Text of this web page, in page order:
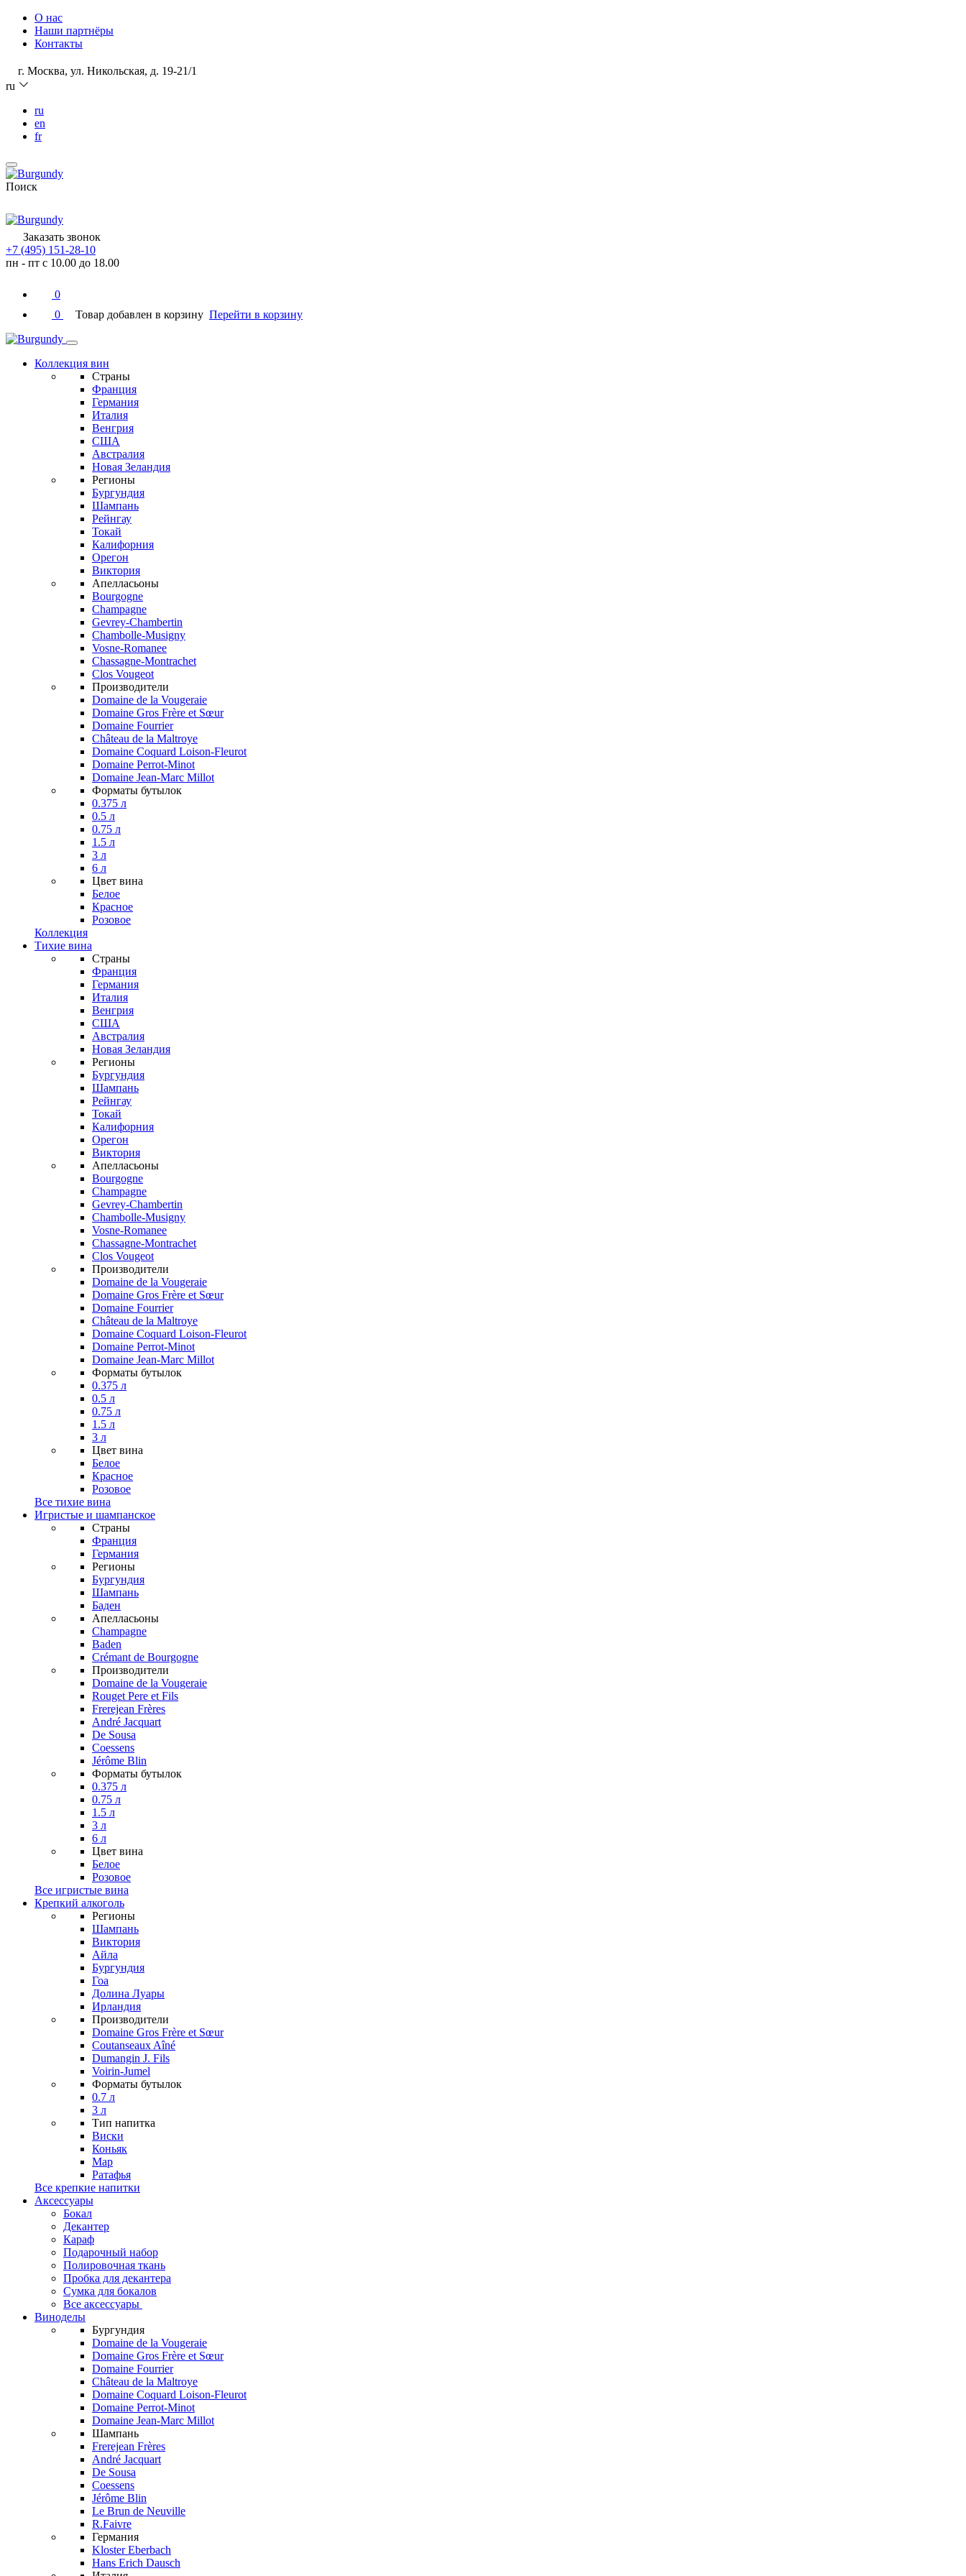
О нас
Наши партнёры
Контакты
г. Москва, ул. Никольская, д. 19-21/1
ru
ru
en
fr
Поиск
Заказать звонок
+7 (495) 151-28-10
пн - пт с 10.00 до 18.00
0
0
Товар добавлен в корзину Перейти в корзину
Коллекция вин
Страны
Франция
Германия
Италия
Венгрия
США
Австралия
Новая Зеландия
Регионы
Бургундия
Шампань
Рейнгау
Токай
Калифорния
Орегон
Виктория
Апелласьоны
Bourgogne
Champagne
Gevrey-Chambertin
Chambolle-Musigny
Vosne-Romanee
Chassagne-Montrachet
Clos Vougeot
Производители
Domaine de la Vougeraie
Domaine Gros Frère et Sœur
Domaine Fourrier
Château de la Maltroye
Domaine Coquard Loison-Fleurot
Domaine Perrot-Minot
Domaine Jean-Marc Millot
Форматы бутылок
0.375 л
0.5 л
0.75 л
1.5 л
3 л
6 л
Цвет вина
Белое
Красное
Розовое
Коллекция
Тихие вина
Страны
Франция
Германия
Италия
Венгрия
США
Австралия
Новая Зеландия
Регионы
Бургундия
Шампань
Рейнгау
Токай
Калифорния
Орегон
Виктория
Апелласьоны
Bourgogne
Champagne
Gevrey-Chambertin
Chambolle-Musigny
Vosne-Romanee
Chassagne-Montrachet
Clos Vougeot
Производители
Domaine de la Vougeraie
Domaine Gros Frère et Sœur
Domaine Fourrier
Château de la Maltroye
Domaine Coquard Loison-Fleurot
Domaine Perrot-Minot
Domaine Jean-Marc Millot
Форматы бутылок
0.375 л
0.5 л
0.75 л
1.5 л
3 л
Цвет вина
Белое
Красное
Розовое
Все тихие вина
Игристые и шампанское
Страны
Франция
Германия
Регионы
Бургундия
Шампань
Баден
Апелласьоны
Champagne
Baden
Crémant de Bourgogne
Производители
Domaine de la Vougeraie
Rouget Pere et Fils
Frerejean Frères
André Jacquart
De Sousa
Coessens
Jérôme Blin
Форматы бутылок
0.375 л
0.75 л
1.5 л
3 л
6 л
Цвет вина
Белое
Розовое
Все игристые вина
Крепкий алкоголь
Регионы
Шампань
Виктория
Айла
Бургундия
Гоа
Долина Луары
Ирландия
Производители
Domaine Gros Frère et Sœur
Coutanseaux Aîné
Dumangin J. Fils
Voirin-Jumel
Форматы бутылок
0.7 л
3 л
Тип напитка
Виски
Коньяк
Мар
Ратафья
Все крепкие напитки
Аксессуары
Бокал
Декантер
Караф
Подарочный набор
Полировочная ткань
Пробка для декантера
Сумка для бокалов
Все аксессуары
Виноделы
Бургундия
Domaine de la Vougeraie
Domaine Gros Frère et Sœur
Domaine Fourrier
Château de la Maltroye
Domaine Coquard Loison-Fleurot
Domaine Perrot-Minot
Domaine Jean-Marc Millot
Шампань
Frerejean Frères
André Jacquart
De Sousa
Coessens
Jérôme Blin
Le Brun de Neuville
R.Faivre
Германия
Kloster Eberbach
Hans Erich Dausch